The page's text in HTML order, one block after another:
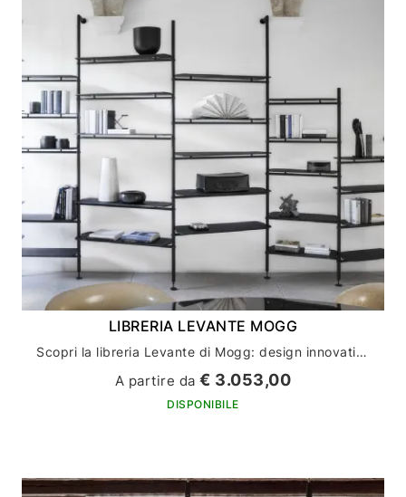
LIBRERIA LEVANTE MOGG
Scopri la libreria Levante di Mogg: design innovativo per l'arredamento della tua casa
A partire da€ 3.053,00
DISPONIBILE